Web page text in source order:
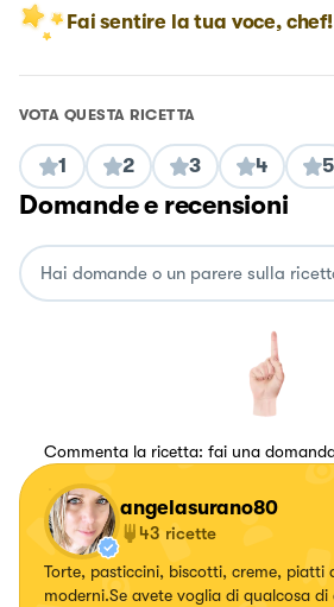
Fai sentire la tua voce, chef!
VOTA QUESTA RICETTA
1 2 3 4 5
Domande e recensioni
Commenta la ricetta: fai una
angelasurano80
43 ricette
Torte, pasticcini, biscotti, creme, piatti
moderni.Se avete voglia di qualcosa